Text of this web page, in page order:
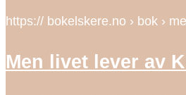
https:// bokelskere.no › bok ›
Men livet lever av